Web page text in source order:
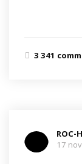
3 341
ROC-
17